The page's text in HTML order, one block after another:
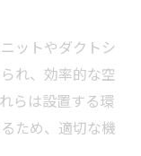
ットやダクトシ
れ、効率的な空
らは設置する環
ため、適切な機